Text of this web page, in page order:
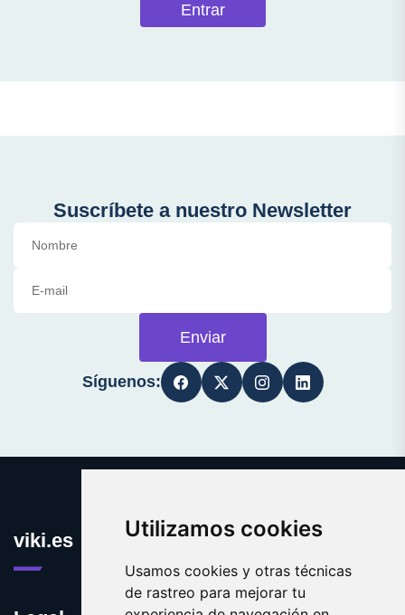
Utilizamos cookies
Usamos cookies y otras técnicas
de rastreo para mejorar tu
Entrar
Suscríbete a nuestro Newsletter
Enviar
Síguenos:
viki.es